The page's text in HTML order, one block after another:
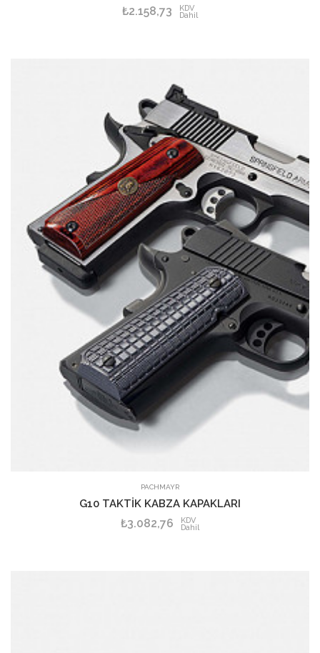
₺2.158,73 KDV
Dahil
PACHMAYR
G10 TAKTİK KABZA KAPAKLARI
₺3.082,76 KDV
Dahil